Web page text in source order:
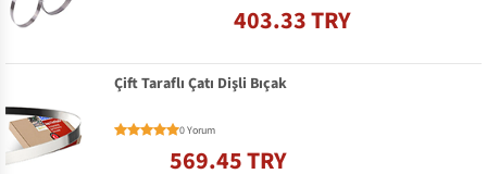
403.33 TRY
Çift Taraflı Çatı Dişli Bıçak
0 Yorum
569.45 TRY